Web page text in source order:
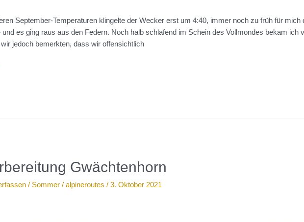
September-Temperaturen klingelte der Wecker erst um 4:40, immer noch zu früh für
und es ging raus aus den Federn. Noch halb schlafend im Schein des Vollmondes bekam ich
jedoch bemerkten, dass wir offensichtlich
Gwächtenhorn
/ Sommer /alpineroutes/3. Oktober 2021